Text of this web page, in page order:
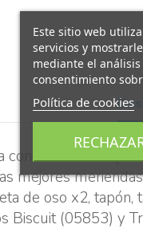
conoces a Theo y
mejores
de oso x2,
Biscuit (05853) y
Este sitio web
servicios y
mediante el
consentimiento
Política de cookies